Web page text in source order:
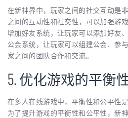
在新神界中，玩家之间的社交互动是
之间的互动性和社交性，可以加强游
增加好友系统，让玩家可以添加好友
公会系统，让玩家可以组建公会、参
家之间的团队合作和交流。
5. 优化游戏的平衡
在多人在线游戏中，平衡性和公平性
为了提升游戏的平衡性和公平性，新